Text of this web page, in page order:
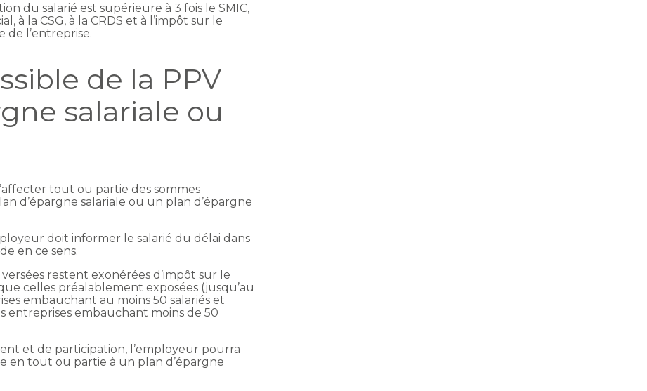
du salarié est supérieure à 3 fois le SMIC,
à la CSG, à la CRDS et à l’impôt sur le
de l’entreprise.
de la PPV
salariale ou
tout ou partie des sommes
d’épargne salariale ou un plan d’épargne
doit informer le salarié du délai dans
en ce sens.
restent exonérées d’impôt sur le
celles préalablement exposées (jusqu’au
embauchant au moins 50 salariés et
entreprises embauchant moins de 50
et de participation, l’employeur pourra
en tout ou partie à un plan d’épargne